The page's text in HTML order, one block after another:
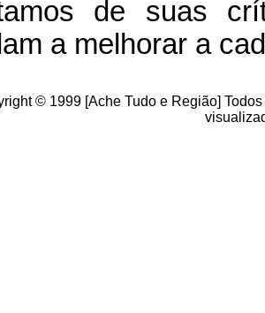
de suas
a melhorar a
© 1999 [Ache Tudo e Região]